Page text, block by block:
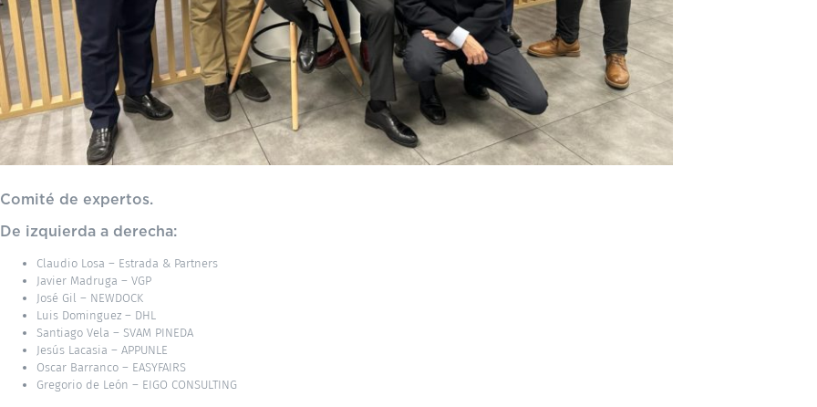
Comité de expertos.
De izquierda a derecha:
Claudio Losa – Estrada & Partners
Javier Madruga – VGP
José Gil – NEWDOCK
Luis Dominguez – DHL
Santiago Vela – SVAM PINEDA
Jesús Lacasia – APPUNLE
Oscar Barranco – EASYFAIRS
Gregorio de León – EIGO CONSULTING